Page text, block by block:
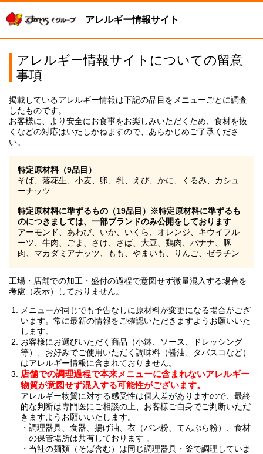
アレルギー情報サイト
アレルギー情報サイトについての留意
事項
掲載しているアレルギー情報は下記の品目をメニューごとに調査
したものです。
お客様に、より安全にお食事をお楽しみいただくため、食材を抜
くなどの対応はいたしかねますので、あらかじめご了承くださ
い。
特定原材料（9品目）
そば、落花生、小麦、卵、乳、えび、かに、くるみ、カシュ
ーナッツ
特定原材料に準ずるもの（19品目）※特定原材料に準ずるも
のにつきましては、一部ブランドのみ公開をしております
アーモンド、あわび、いか、いくら、オレンジ、キウイフル
ーツ、牛肉、ごま、さけ、さば、大豆、鶏肉、バナナ、豚
肉、マカダミアナッツ、もも、やまいも、りんご、ゼラチン
工場・店舗での加工・盛付の過程で意図せず微量混入する場合を
考慮（表示）しておりません。
メニューが同じでも予告なしに原材料が変更になる場合がござ
います。常に最新の情報をご確認いただきますようお願いいた
します。
お客様にお選びいただく商品（小鉢、ソース、ドレッシング
等）、お好みでご使用いただく調味料（醤油、タバスコなど）
はアレルギー情報に含まれておりません。
店舗での調理過程で本来メニューに含まれないアレルギー
物質が意図せず混入する可能性がございます。
アレルギー物質に対する感受性は個人差がありますので、最終
的な判断は専門医にご相談の上、お客様ご自身でご判断いただ
きますようお願いいたします。
調理器具、食器、揚げ油、衣（パン粉、てんぷら粉）、食材
の保管場所は共有しております 。
当社の麺類（そば含む）は同じ調理器具・釜で調理していま